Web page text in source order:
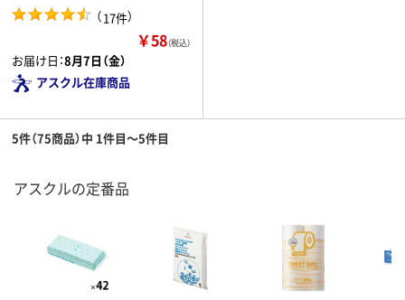
（17件）
￥58（税込）
お届け日：8月7日（金）
アスクル在庫商品
5件（75商品）中 1件目～5件目
アスクルの定番品